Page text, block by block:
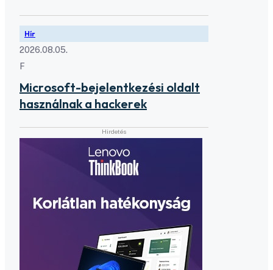
Hír
2026.08.05.
F
Microsoft-bejelentkezési oldalt
használnak a hackerek